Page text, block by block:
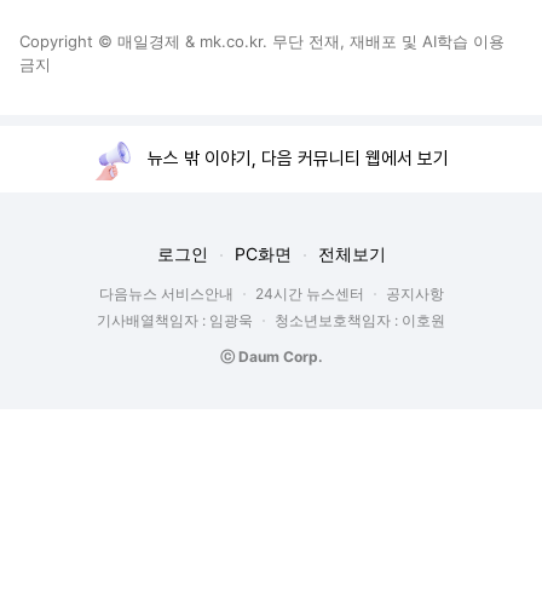
Copyright © 매일경제 & mk.co.kr. 무단 전재, 재배포 및 AI학습 이용
금지
뉴스 밖 이야기, 다음 커뮤니티 웹에서 보기
로그인 PC화면 전체보기
다음뉴스 서비스안내 24시간 뉴스센터
공지사항
기사배열책임자 : 임광욱
청소년보호책임자 : 이호원
ⓒ Daum Corp.